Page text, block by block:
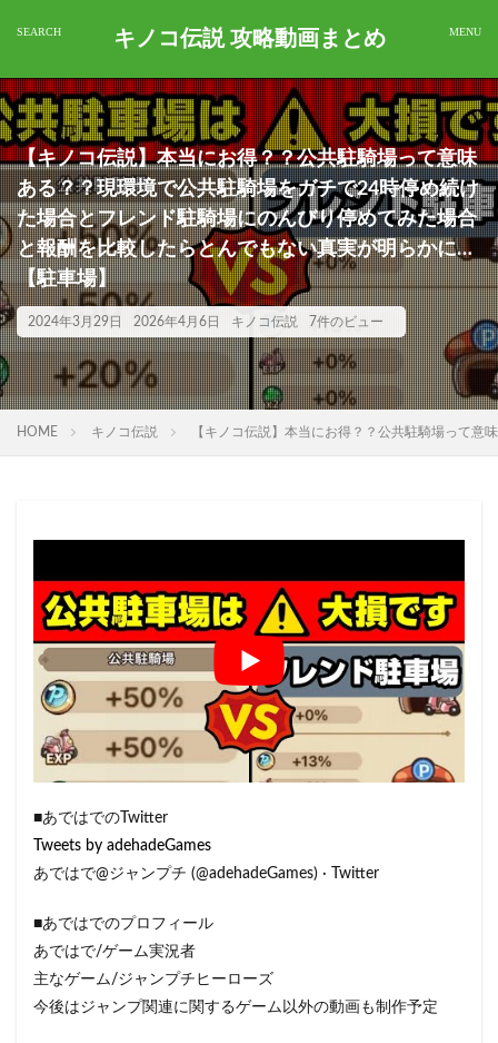
キノコ伝説 攻略動画まとめ
【キノコ伝説】本当にお得？？公共駐騎場って意味
ある？？現環境で公共駐騎場をガチで24時停め続け
た場合とフレンド駐騎場にのんびり停めてみた場合
と報酬を比較したらとんでもない真実が明らかに…
【駐車場】
2024年3月29日 2026年4月6日 キノコ伝説 7件のビュー
HOME キノコ伝説 【キノコ伝説】本当にお得？？公共駐騎場って
■あではでのTwitter
Tweets by adehadeGames
あではで@ジャンプチ (@adehadeGames) · Twitter
■あではでのプロフィール
あではで/ゲーム実況者
主なゲーム/ジャンプチヒーローズ
今後はジャンプ関連に関するゲーム以外の動画も制作予定